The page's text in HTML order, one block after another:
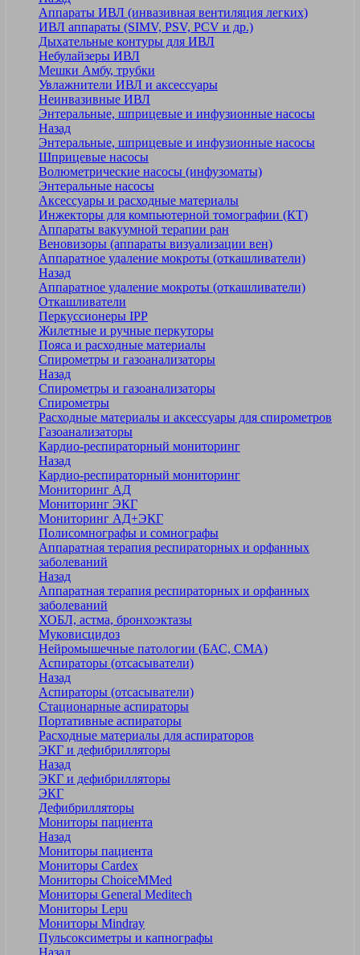
Аппараты ИВЛ (инвазивная вентиляция легких)
ИВЛ аппараты (SIMV, PSV, PCV и др.)
Дыхательные контуры для ИВЛ
Небулайзеры ИВЛ
Мешки Амбу, трубки
Увлажнители ИВЛ и аксессуары
Неинвазивные ИВЛ
Энтеральные, шприцевые и инфузионные насосы
Назад
Энтеральные, шприцевые и инфузионные насосы
Шприцевые насосы
Волюметрические насосы (инфузоматы)
Энтеральные насосы
Аксессуары и расходные материалы
Инжекторы для компьютерной томографии (КТ)
Аппараты вакуумной терапии ран
Веновизоры (аппараты визуализации вен)
Аппаратное удаление мокроты (откашливатели)
Назад
Аппаратное удаление мокроты (откашливатели)
Откашливатели
Перкуссионеры IPP
Жилетные и ручные перкуторы
Пояса и расходные материалы
Спирометры и газоанализаторы
Назад
Спирометры и газоанализаторы
Спирометры
Расходные материалы и аксессуары для спирометров
Газоанализаторы
Кардио-респираторный мониторинг
Назад
Кардио-респираторный мониторинг
Мониторинг АД
Мониторинг ЭКГ
Мониторинг АД+ЭКГ
Полисомнографы и сомнографы
Аппаратная терапия респираторных и орфанных
заболеваний
Назад
Аппаратная терапия респираторных и орфанных
заболеваний
ХОБЛ, астма, бронхоэктазы
Муковисцидоз
Нейромышечные патологии (БАС, СМА)
Аспираторы (отсасыватели)
Назад
Аспираторы (отсасыватели)
Стационарные аспираторы
Портативные аспираторы
Расходные материалы для аспираторов
ЭКГ и дефибрилляторы
Назад
ЭКГ и дефибрилляторы
ЭКГ
Дефибрилляторы
Мониторы пациента
Назад
Мониторы пациента
Мониторы Cardex
Мониторы ChoiceMMed
Мониторы General Meditech
Мониторы Lepu
Мониторы Mindray
Пульсоксиметры и капнографы
Назад